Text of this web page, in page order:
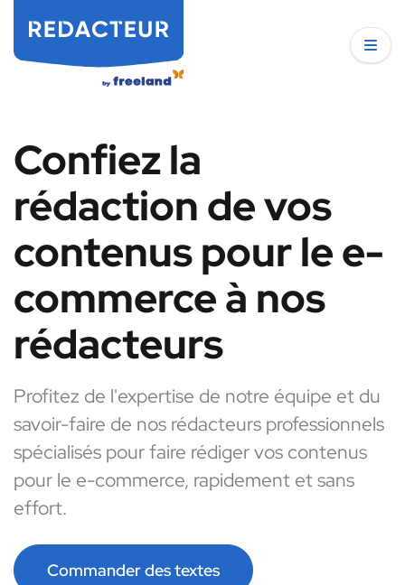
Confiez la
rédaction de vos
contenus pour le e-
commerce à nos
rédacteurs
Profitez de l'expertise de notre équipe et du
savoir-faire de nos rédacteurs professionnels
spécialisés pour faire rédiger vos contenus
pour le e-commerce, rapidement et sans
effort.
Commander des textes